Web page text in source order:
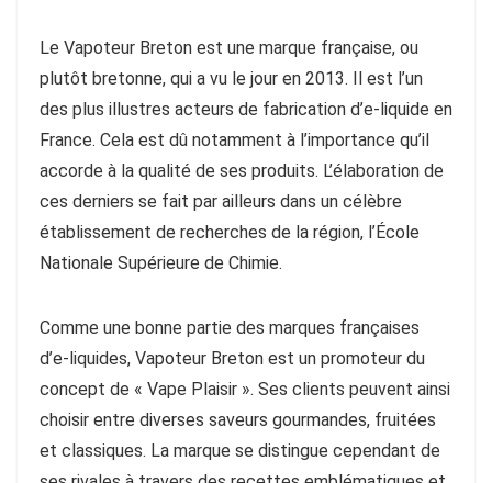
Le Vapoteur Breton est une marque française, ou
plutôt bretonne, qui a vu le jour en 2013. Il est l’un
des plus illustres acteurs de fabrication d’e-liquide en
France. Cela est dû notamment à l’importance qu’il
accorde à la qualité de ses produits. L’élaboration de
ces derniers se fait par ailleurs dans un célèbre
établissement de recherches de la région, l’École
Nationale Supérieure de Chimie.
Comme une bonne partie des marques françaises
d’e-liquides, Vapoteur Breton est un promoteur du
concept de « Vape Plaisir ». Ses clients peuvent ainsi
choisir entre diverses saveurs gourmandes, fruitées
et classiques. La marque se distingue cependant de